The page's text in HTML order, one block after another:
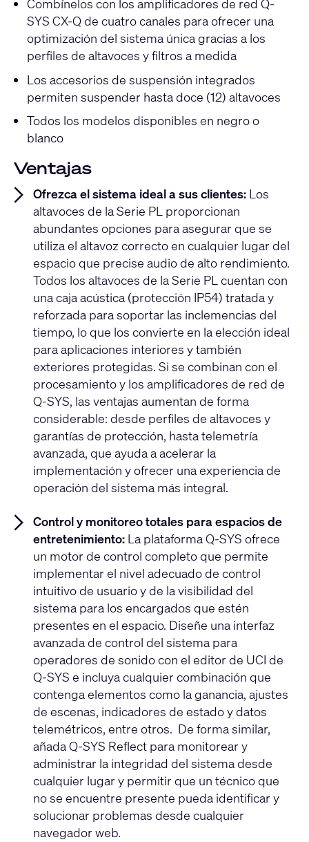
Combínelos con los amplificadores de red Q-
SYS CX-Q de cuatro canales para ofrecer una
optimización del sistema única gracias a los
perfiles de altavoces y filtros a medida
Los accesorios de suspensión integrados
permiten suspender hasta doce (12) altavoces
Todos los modelos disponibles en negro o
blanco
Ventajas
Ofrezca el sistema ideal a sus clientes: Los
altavoces de la Serie PL proporcionan
abundantes opciones para asegurar que se
utiliza el altavoz correcto en cualquier lugar del
espacio que precise audio de alto rendimiento.
Todos los altavoces de la Serie PL cuentan con
una caja acústica (protección IP54) tratada y
reforzada para soportar las inclemencias del
tiempo, lo que los convierte en la elección ideal
para aplicaciones interiores y también
exteriores protegidas. Si se combinan con el
procesamiento y los amplificadores de red de
Q-SYS, las ventajas aumentan de forma
considerable: desde perfiles de altavoces y
garantías de protección, hasta telemetría
avanzada, que ayuda a acelerar la
implementación y ofrecer una experiencia de
operación del sistema más integral.
Control y monitoreo totales para espacios de
entretenimiento: La plataforma Q-SYS ofrece
un motor de control completo que permite
implementar el nivel adecuado de control
intuitivo de usuario y de la visibilidad del
sistema para los encargados que estén
presentes en el espacio. Diseñe una interfaz
avanzada de control del sistema para
operadores de sonido con el editor de UCI de
Q-SYS e incluya cualquier combinación que
contenga elementos como la ganancia, ajustes
de escenas, indicadores de estado y datos
telemétricos, entre otros. De forma similar,
añada Q-SYS Reflect para monitorear y
administrar la integridad del sistema desde
cualquier lugar y permitir que un técnico que
no se encuentre presente pueda identificar y
solucionar problemas desde cualquier
navegador web.